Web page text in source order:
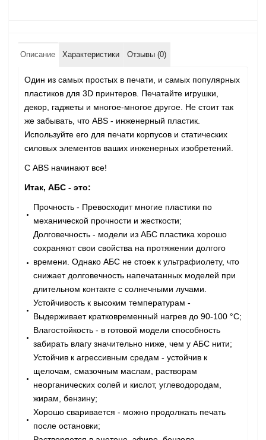
Описание Характеристики Отзывы (0)
Один из самых простых в печати, и самых популярных
пластиков для 3D принтеров. Печатайте игрушки,
декор, гаджеты и многое-многое другое. Не стоит так
же забывать, что ABS - инженерный пластик.
Используйте его для печати корпусов и статических
силовых элементов ваших инженерных изобретений.
С ABS начинают все!
Итак, АБС - это:
Прочность - Превосходит многие пластики по
механической прочности и жесткости;
Долговечность - модели из АБС пластика хорошо
сохраняют свои свойства на протяжении долгого
времени. Однако АБС не стоек к ультрафиолету, что
снижает долговечность напечатанных моделей при
длительном контакте с солнечными лучами.
Устойчивость к высоким температурам -
Выдерживает кратковременный нагрев до 90-100 °С;
Влагостойкость - в готовой модели способность
забирать влагу значительно ниже, чем у АБС нити;
Устойчив к агрессивным средам - устойчив к
щелочам, смазочным маслам, растворам
неорганических солей и кислот, углеводородам,
жирам, бензину;
Хорошо сваривается - можно продолжать печать
после остановки;